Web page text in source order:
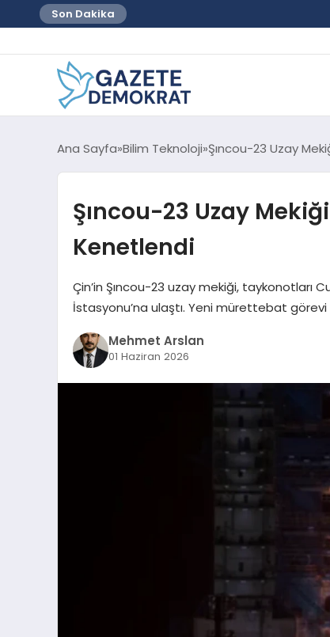
Son Dakika
Ana Sayfa Bilim Teknoloji Şıncou-23 Uzay
Şıncou-23 Uzay
Kenetlendi
Çin’in Şıncou-23 uzay mekiği, taykonotları
İstasyonu’na ulaştı. Yeni mürettebat görevi
Mehmet Arslan
01 Haziran 2026